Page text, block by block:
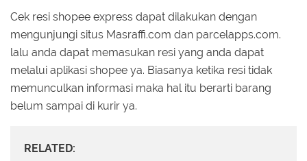
Cek resi shopee express dapat dilakukan dengan
mengunjungi situs Masraffi.com dan parcelapps.com.
lalu anda dapat memasukan resi yang anda dapat
melalui aplikasi shopee ya. Biasanya ketika resi tidak
memunculkan informasi maka hal itu berarti barang
belum sampai di kurir ya.
RELATED: